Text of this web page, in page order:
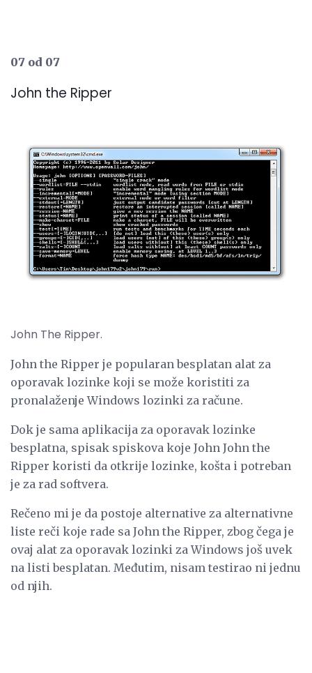
07 od 07
John the Ripper
John The Ripper.
John the Ripper je popularan besplatan alat za
oporavak lozinke koji se može koristiti za
pronalaženje Windows lozinki za račune.
Dok je sama aplikacija za oporavak lozinke
besplatna, spisak spiskova koje John John the
Ripper koristi da otkrije lozinke, košta i potreban
je za rad softvera.
Rečeno mi je da postoje alternative za alternativne
liste reči koje rade sa John the Ripper, zbog čega je
ovaj alat za oporavak lozinki za Windows još uvek
na listi besplatan. Međutim, nisam testirao ni jednu
od njih.